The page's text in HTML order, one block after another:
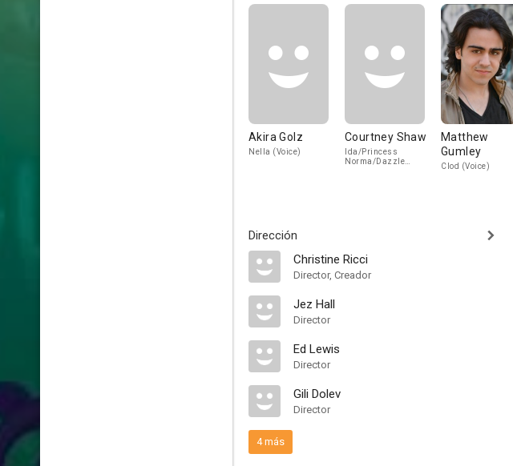
Akira Golz
Nella (Voice)
Courtney Shaw
Ida/Princess
Norma/Dazzle
Matthew
Gumley
Clod (Voice)
Dirección
Christine Ricci
Director, Creador
Jez Hall
Director
Ed Lewis
Director
Gili Dolev
Director
4 más